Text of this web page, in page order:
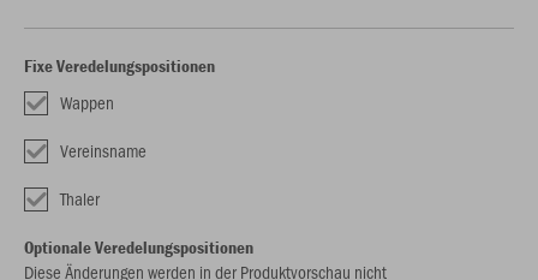
Fixe Veredelungspositionen
Wappen
Vereinsname
Thaler
Optionale Veredelungspositionen
Diese Änderungen werden in der Produktvorschau nicht